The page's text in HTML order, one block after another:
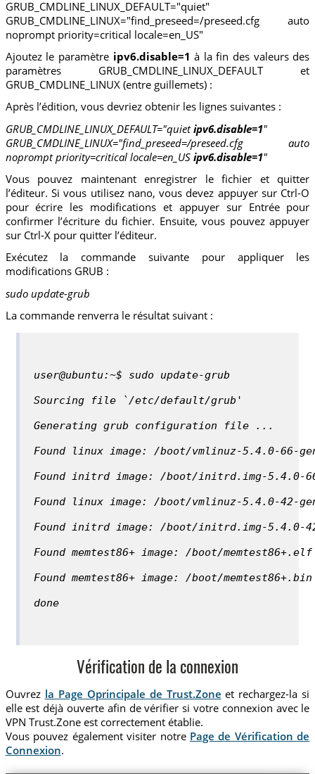
GRUB_CMDLINE_LINUX_DEFAULT="quiet"
GRUB_CMDLINE_LINUX="find_preseed=/preseed.cfg auto
noprompt priority=critical locale=en_US"
Ajoutez le paramètre ipv6.disable=1 à la fin des valeurs des
paramètres GRUB_CMDLINE_LINUX_DEFAULT et
GRUB_CMDLINE_LINUX (entre guillemets) :
Après l’édition, vous devriez obtenir les lignes suivantes :
GRUB_CMDLINE_LINUX_DEFAULT="quietipv6.disable=1"
GRUB_CMDLINE_LINUX="find_preseed=/preseed.cfg auto
noprompt priority=critical locale=en_US ipv6.disable=1"
Vous pouvez maintenant enregistrer le fichier et quitter
l’éditeur. Si vous utilisez nano, vous devez appuyer sur Ctrl-O
pour écrire les modifications et appuyer sur Entrée pour
confirmer l’écriture du fichier. Ensuite, vous pouvez appuyer
sur Ctrl-X pour quitter l’éditeur.
Exécutez la commande suivante pour appliquer les
modifications GRUB :
sudo update-grub
La commande renverra le résultat suivant :
user@ubuntu:~$ sudo update-grub
Sourcing file `/etc/default/grub'
Generating grub configuration file ...
Found linux image: /boot/vmlinuz-5.4.0-66-
Found initrd image: /boot/initrd.img-5.4.0-
Found linux image: /boot/vmlinuz-5.4.0-42-
Found initrd image: /boot/initrd.img-5.4.0-
Found memtest86+ image: /boot/memtest86+.elf
Found memtest86+ image: /boot/memtest86+.bin
done
Vérification de la connexion
Ouvrez la Page Oprincipale de Trust.Zone et rechargez-la si
elle est déjà ouverte afin de vérifier si votre connexion avec le
VPN Trust.Zone est correctement établie.
Vous pouvez également visiter notre Page de Vérification de
Connexion.